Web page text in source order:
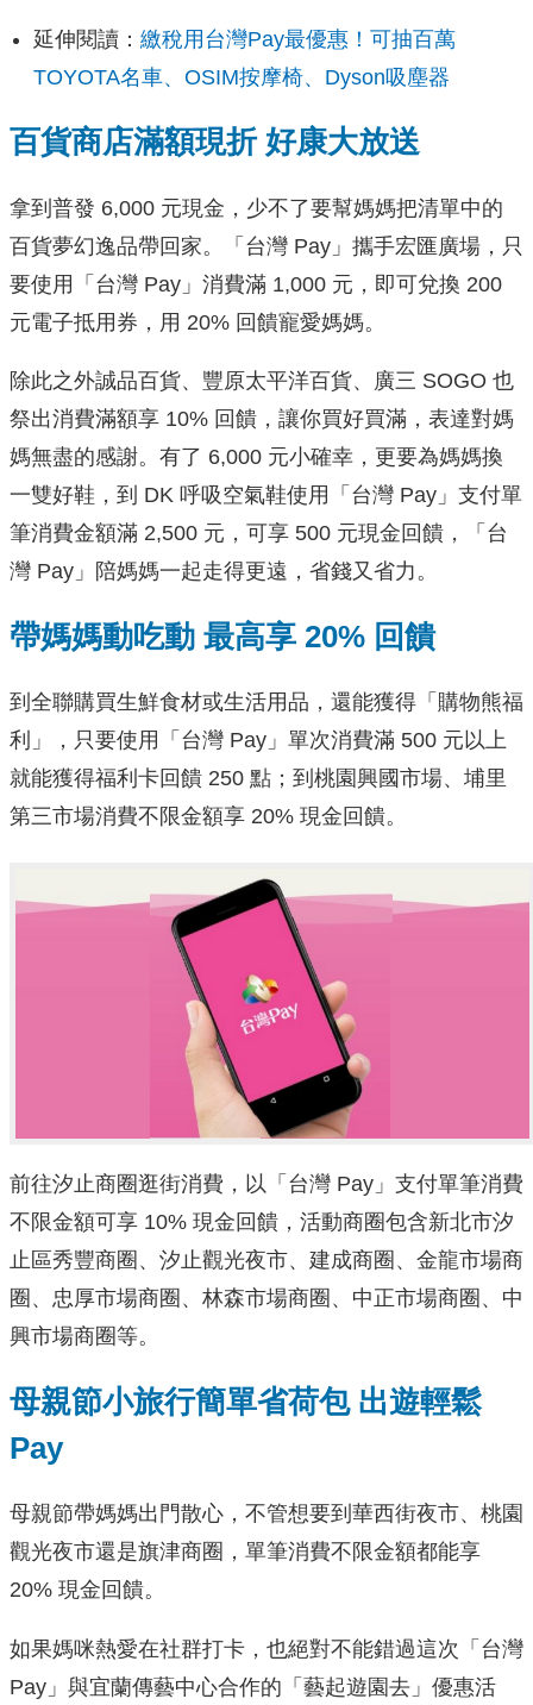
延伸閱讀： 繳稅用台灣Pay最優惠！可抽百萬
TOYOTA名車、OSIM按摩椅、Dyson吸塵器
百貨商店滿額現折 好康大放送
拿到普發 6,000 元現金，少不了要幫媽媽把清單中的
百貨夢幻逸品帶回家。「台灣 Pay」攜手宏匯廣場，只
要使用「台灣 Pay」消費滿 1,000 元，即可兌換 200
元電子抵用券，用 20% 回饋寵愛媽媽。
除此之外誠品百貨、豐原太平洋百貨、廣三 SOGO 也
祭出消費滿額享 10% 回饋，讓你買好買滿，表達對媽
媽無盡的感謝。有了 6,000 元小確幸，更要為媽媽換
一雙好鞋，到 DK 呼吸空氣鞋使用「台灣 Pay」支付單
筆消費金額滿 2,500 元，可享 500 元現金回饋，「台
灣 Pay」陪媽媽一起走得更遠，省錢又省力。
帶媽媽動吃動 最高享 20% 回饋
到全聯購買生鮮食材或生活用品，還能獲得「購物熊福
利」，只要使用「台灣 Pay」單次消費滿 500 元以上
就能獲得福利卡回饋 250 點；到桃園興國市場、埔里
第三市場消費不限金額享 20% 現金回饋。
前往汐止商圈逛街消費，以「台灣 Pay」支付單筆消費
不限金額可享 10% 現金回饋，活動商圈包含新北市汐
止區秀豐商圈、汐止觀光夜市、建成商圈、金龍市場商
圈、忠厚市場商圈、林森市場商圈、中正市場商圈、中
興市場商圈等。
母親節小旅行簡單省荷包 出遊輕鬆
Pay
母親節帶媽媽出門散心，不管想要到華西街夜市、桃園
觀光夜市還是旗津商圈，單筆消費不限金額都能享
20% 現金回饋。
如果媽咪熱愛在社群打卡，也絕對不能錯過這次「台灣
Pay」與宜蘭傳藝中心合作的「藝起遊園去」優惠活